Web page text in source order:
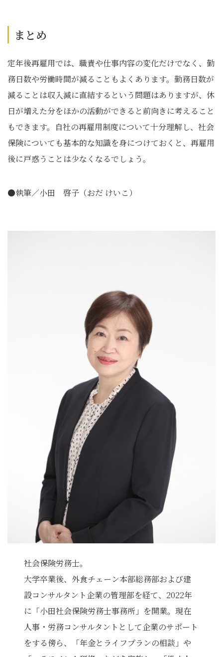
まとめ
定年後再雇用では、職責や仕事内容の変化だけでなく、勤
務日数や労働時間が減ることもよくあります。勤務日数が
減ることは収入減に直結するという問題はありますが、休
日が増えた分をほかの活動ができると前向きに考えること
もできます。自社の再雇用制度について十分理解し、社会
保険についても基本的な知識を身につけておくと、再雇用
後に戸惑うことは少なくなるでしょう。
●執筆／小田 啓子（おだ けいこ）
社会保険労務士。
大学卒業後、外食チェーン本部総務部および建
設コンサルタント企業の管理部を経て、2022年
に「小田社会保険労務士事務所」を開業。現在
人事・労務コンサルタントとして企業のサポート
をする傍ら、「年金とライフプランの相談」や